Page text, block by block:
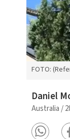
FOTO:
Daniel
Australia /